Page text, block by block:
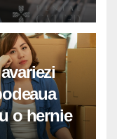
o hernie